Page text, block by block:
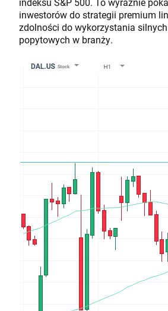
inwestorów do strategii premium
zdolności do wykorzystania
popytowych w branży.